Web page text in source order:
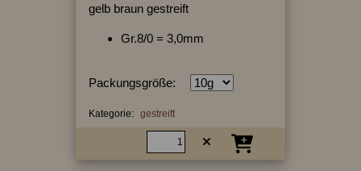
gelb braun gestreift
Gr.8/0 = 3,0mm
Packungsgröße:
Kategorie: gestreift